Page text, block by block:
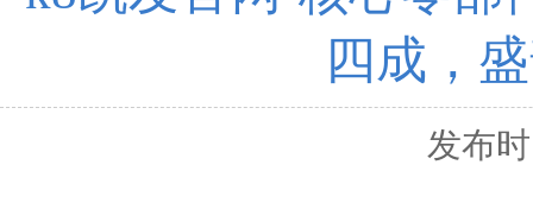
四成，
发布